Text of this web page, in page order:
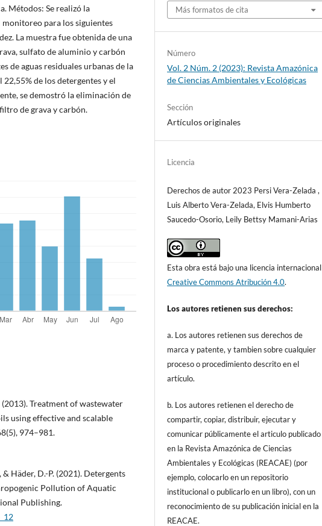
Métodos: Se realizó la
para los siguientes
La muestra fue obtenida de una
sulfato de aluminio y carbón
de aguas residuales urbanas de la
de los detergentes y el
se demostró la eliminación de
de grava y carbón.
(2013). Treatment of wastewater
using effective and scalable
974–981.
& Häder, D.-P. (2021). Detergents
Pollution of Aquatic
Publishing.
Más formatos de cita
Número
Vol. 2 Núm. 2 (2023): Revista Amazónica
de Ciencias Ambientales y Ecológicas
Sección
Artículos originales
Licencia
Derechos de autor 2023 Persi Vera-Zelada ,
Luis Alberto Vera-Zelada, Elvis Humberto
Saucedo-Osorio, Leily Bettsy Mamani-Arias
Esta obra está bajo una licencia internacional
Creative Commons Atribución 4.0.
Los autores retienen sus derechos:
a. Los autores retienen sus derechos de
marca y patente, y tambien sobre cualquier
proceso o procedimiento descrito en el
artículo.
b. Los autores retienen el derecho de
compartir, copiar, distribuir, ejecutar y
comunicar públicamente el articulo publicado
en la Revista Amazónica de Ciencias
Ambientales y Ecológicas (REACAE) (por
ejemplo, colocarlo en un repositorio
institucional o publicarlo en un libro), con un
reconocimiento de su publicación inicial en la
REACAE.